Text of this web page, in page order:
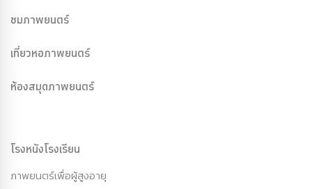
ชมภาพยนตร์
เที่ยวหอภาพยนตร์
ห้องสมุดภาพยนตร์
โรงหนังโรงเรียน
ภาพยนตร์เพื่อผู้สูงอายุ